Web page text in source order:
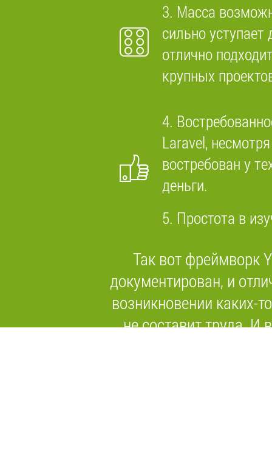
3. Масса
сильно уступает
отлично
крупных
4.
Laravel,
востребован у
деньги.
5. Простота в
Так вот фреймворк
документирован, и
возникновении каких-
не составит труда. И